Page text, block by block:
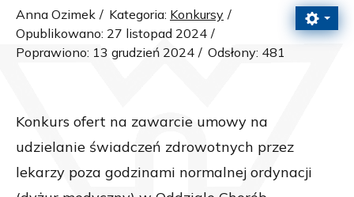
Anna Ozimek Kategoria: Konkursy
Opublikowano: 27 listopad 2024
Poprawiono: 13 grudzień 2024
Odsłony: 481
Konkurs ofert na zawarcie umowy na
udzielanie świadczeń zdrowotnych przez
lekarzy poza godzinami normalnej ordynacji